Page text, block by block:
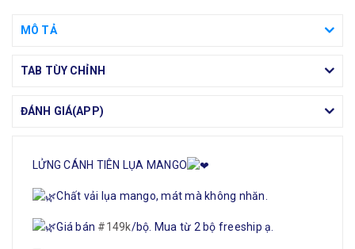
MÔ TẢ
TAB TÙY CHỈNH
ĐÁNH GIÁ(APP)
LỬNG CÁNH TIÊN LỤA MANGO
Chất vải lụa mango, mát mà không nhăn.
Giá bán #149k/bộ. Mua từ 2 bộ freeship ạ.